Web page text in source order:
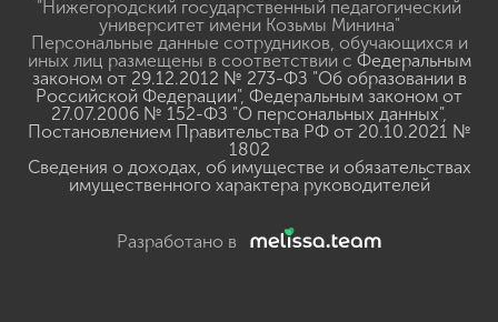
"Нижегородский государственный педагогический
университет имени Козьмы Минина"
Персональные данные сотрудников, обучающихся и
иных лиц размещены в соответствии с Федеральным
законом от 29.12.2012 № 273-ФЗ "Об образовании в
Российской Федерации", Федеральным законом от
27.07.2006 № 152-ФЗ "О персональных данных",
Постановлением Правительства РФ от 20.10.2021 №
1802
Сведения о доходах, об имуществе и обязательствах
имущественного характера руководителей
Разработано в